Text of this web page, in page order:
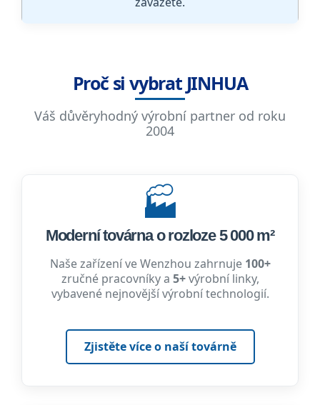
Proč si vybrat JINHUA
Váš důvěryhodný výrobní partner od roku
2004
🏭
Moderní továrna o rozloze 5 000 m²
Naše zařízení ve Wenzhou zahrnuje 100+
zručné pracovníky a 5+výrobní linky,
vybavené nejnovější výrobní technologií.
Zjistěte více o naší továrně